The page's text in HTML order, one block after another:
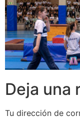
Deja una
Tu dirección de